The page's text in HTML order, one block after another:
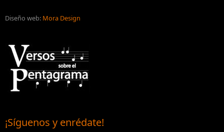
Diseño web: Mora Design
¡Síguenos y enrédate!